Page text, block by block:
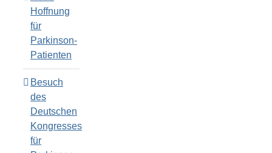
Hoffnung
für
Parkinson-
Patienten
Besuch
des
Deutschen
Kongresses
für